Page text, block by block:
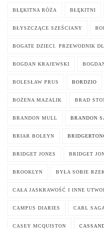
BŁĘKITNA RÓŻA BŁĘKITNI
BŁYSZCZĄCE SZEŚCIANY
BOGATE DZIECI. PRZEWODNIK
BOGDAN KRAJEWSKI
BOLESŁAW PRUS BORDZIO
BOŻENA MAZALIK BRAD
BRANDON MULL BRANDON
BRIAR BOLEYN
BRIDGET JONES BRIDGET
BROOKLYN BYŁA SOBIE
CAŁA JASKRAWOŚĆ I INNE
CAMPUS DIARIES CARL
CASEY MCQUISTON